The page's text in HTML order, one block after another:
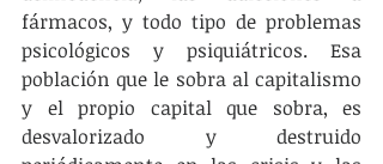
fármacos, y todo tipo de problemas
psicológicos y psiquiátricos. Esa
población que le sobra al capitalismo
y el propio capital que sobra, es
desvalorizado y destruido